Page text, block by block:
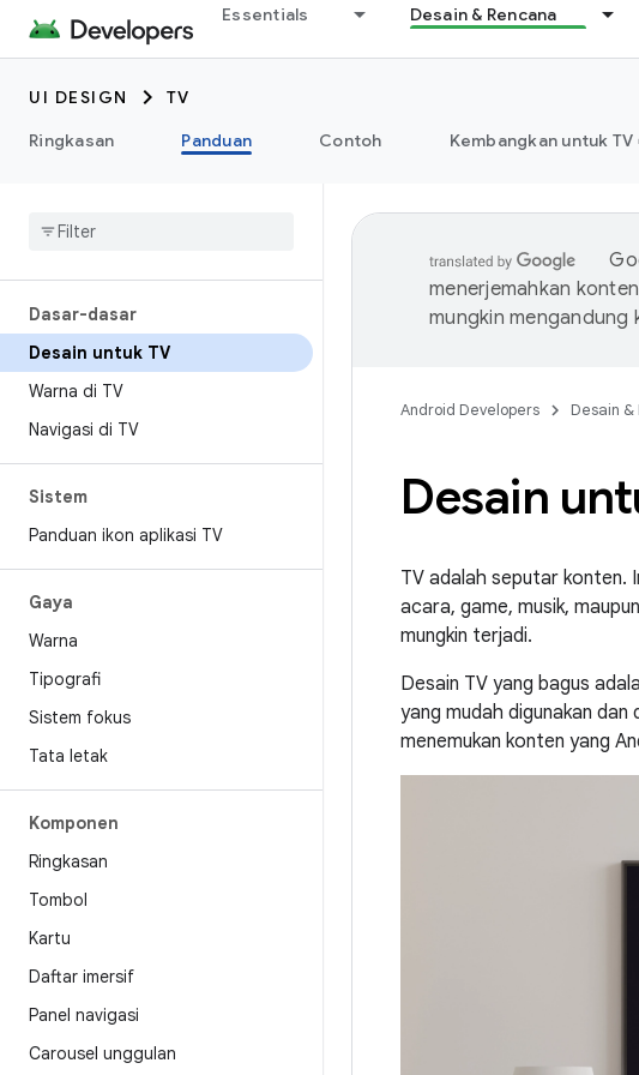
Essentials Desain & Rencana
UI DESIGN
TV
Ringkasan
Panduan Contoh Kembangkan untuk
Dasar-dasar
Desain untuk TV
Warna di TV
Navigasi di TV
Sistem
Panduan ikon aplikasi TV
Gaya
Warna
Tipografi
Sistem fokus
Tata letak
Komponen
Ringkasan
Tombol
Kartu
Daftar imersif
Panel navigasi
Carousel unggulan
menerjemahkan
mungkin mengandung
Android Developers Desain &
Desain
TV adalah seputar konten.
acara, game, musik,
mungkin terjadi.
Desain TV yang bagus
yang mudah digunakan dan
menemukan konten yang